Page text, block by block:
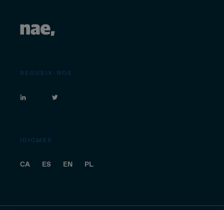
SEGUEIX-NOS
IDIOMES
CA ES EN PL